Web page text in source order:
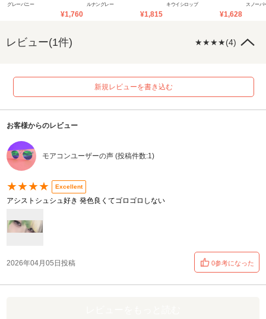
グレーバニー
¥1,760
ルナングレー
¥1,815
キウイシロップ
¥1,628
スノーパ
レビュー(1件) ★★★★(4)
新規レビューを書き込む
お客様からのレビュー
モアコンユーザーの声 (投稿件数:1)
★★★★ Excellent
アシストシュシュ好き 発色良くてゴロゴロしない
2026年04月05日投稿 0参考になった